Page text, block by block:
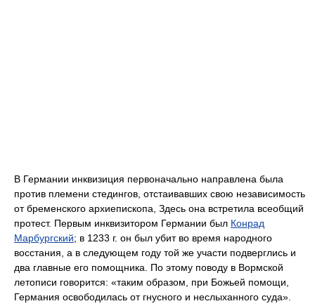
В Германии инквизиция первоначально направлена была
против племени стедингов, отстаивавших свою независимость
от бременского архиепископа, Здесь она встретила всеобщий
протест. Первым инквизитором Германии был Конрад
Марбургский; в 1233 г. он был убит во время народного
восстания, а в следующем году той же участи подверглись и
два главные его помощника. По этому поводу в Вормской
летописи говорится: «таким образом, при Божьей помощи,
Германия освободилась от гнусного и неслыханного суда».